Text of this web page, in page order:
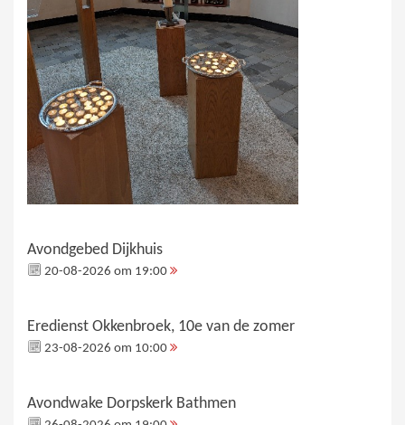
Avondgebed Dijkhuis
20-08-2026 om 19:00
Eredienst Okkenbroek, 10e van de zomer
23-08-2026 om 10:00
Avondwake Dorpskerk Bathmen